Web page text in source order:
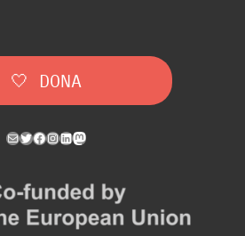
🤍 DONA
MailTwitter
Facebook
Instagram
LinkedIn
Mastodon